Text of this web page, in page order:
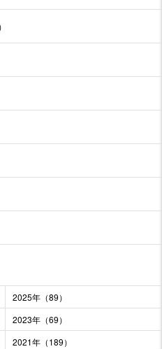
2025年（89）
2023年（69）
2021年（189）